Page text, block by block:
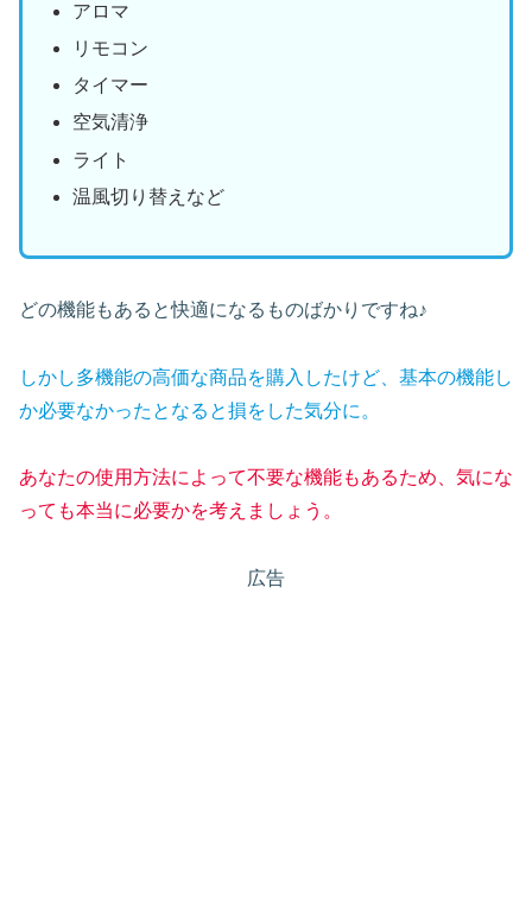
アロマ
リモコン
タイマー
空気清浄
ライト
温風切り替えなど
どの機能もあると快適になるものばかりですね♪
しかし多機能の高価な商品を購入したけど、基本の機能し
か必要なかったとなると損をした気分に。
あなたの使用方法によって不要な機能もあるため、気にな
っても本当に必要かを考えましょう。
広告